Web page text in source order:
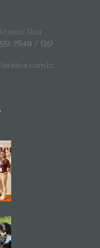
Rua
7649 / (35)